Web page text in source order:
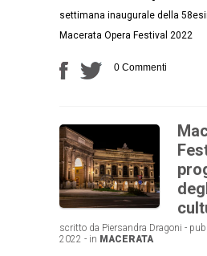
settimana inaugurale della
Macerata Opera Festival 2022
0 Commenti
scritto da Piersandra Dragoni -
2022 - in MACERATA